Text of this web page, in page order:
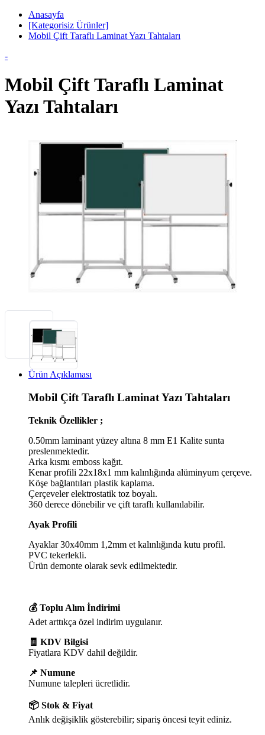
Anasayfa
[Kategorisiz Ürünler]
Mobil Çift Taraflı Laminat Yazı Tahtaları
-
Mobil Çift Taraflı Laminat
Yazı Tahtaları
Ürün Açıklaması
Mobil Çift Taraflı Laminat Yazı Tahtaları
Teknik Özellikler ;
0.50mm laminant yüzey altına 8 mm E1 Kalite sunta
preslenmektedir.
Arka kısmı emboss kağıt.
Kenar profili 22x18x1 mm kalınlığında alüminyum çerçeve.
Köşe bağlantıları plastik kaplama.
Çerçeveler elektrostatik toz boyalı.
360 derece dönebilir ve çift taraflı kullanılabilir.
Ayak Profili
Ayaklar 30x40mm 1,2mm et kalınlığında kutu profil.
PVC tekerlekli.
Ürün demonte olarak sevk edilmektedir.
💰 Toplu Alım İndirimi
Adet arttıkça özel indirim uygulanır.
🧾 KDV Bilgisi
Fiyatlara KDV dahil değildir.
📌 Numune
Numune talepleri ücretlidir.
📦 Stok & Fiyat
Anlık değişiklik gösterebilir; sipariş öncesi teyit ediniz.